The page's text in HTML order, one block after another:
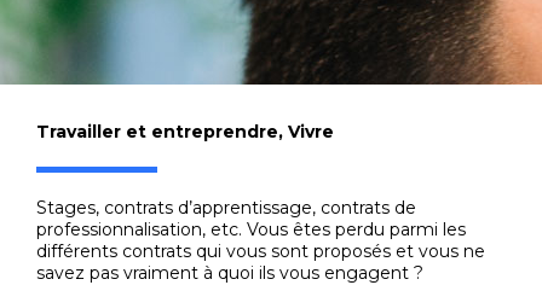
Travailler et entreprendre, Vivre
Stages, contrats d’apprentissage, contrats de
professionnalisation, etc. Vous êtes perdu parmi les
différents contrats qui vous sont proposés et vous ne
savez pas vraiment à quoi ils vous engagent ?